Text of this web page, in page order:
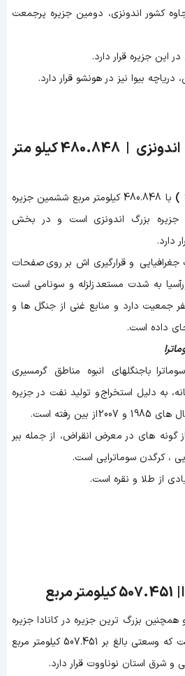
کشور اندونزی، دومین جزیره پرجمعت
این جزیره قرار دارد.
بیوا نیز در هونشو قرار دارد.
اندونزی |480.848کیلومتر
)
با 480.848 کیلومتر مربع ششمین جزیره
بزرگ اندونزی است و در بخش
دارد.
و قرارگیری اش بر روی صفحات
به شدت مستعد زلزله و سونامی است
45 میلیون نفر جمعیت دارد و منابع غنی از جنگل ها و
داده است.
باجنگلهای انبوه مناطق گرمسیری
به دلیل استخراج و تولید نفت در جزیره
گونه های در معرض انقراض، از جمله ببر
، کرگدن سوماترایی است.
از طلا و نقره است.
|
507.451کیلومتر مربع
بزرگ ترین جزیره در کانادا جزیره
است که وسعتی بالغ بر 507.451 کیلومتر مربع
و شرق استان نوناووت قرار دارد.